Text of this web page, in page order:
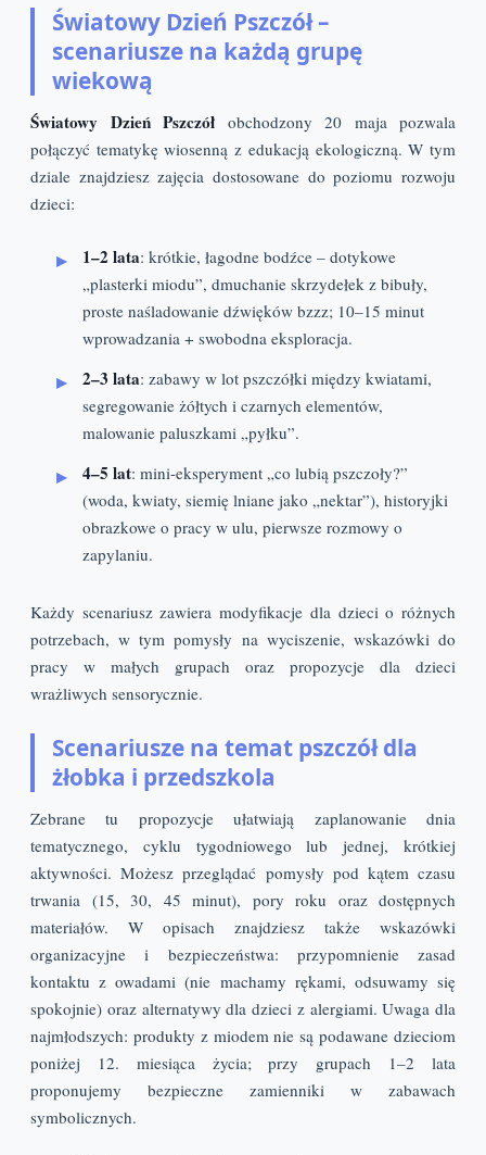
Światowy Dzień Pszczół –
scenariusze na każdą grupę
wiekową
Światowy Dzień Pszczółobchodzony 20 maja pozwala
połączyć tematykę wiosenną z edukacją ekologiczną. W tym
dziale znajdziesz zajęcia dostosowane do poziomu rozwoju
dzieci:
1–2 lata: krótkie, łagodne bodźce – dotykowe
„plasterki miodu”, dmuchanie skrzydełek z bibuły,
proste naśladowanie dźwięków bzzz; 10–15 minut
wprowadzania + swobodna eksploracja.
2–3 lata: zabawy w lot pszczółki między kwiatami,
segregowanie żółtych i czarnych elementów,
malowanie paluszkami „pyłku”.
4–5 lat: mini-eksperyment „co lubią pszczoły?”
(woda, kwiaty, siemię lniane jako „nektar”), historyjki
obrazkowe o pracy w ulu, pierwsze rozmowy o
zapylaniu.
Każdy scenariusz zawiera modyfikacje dla dzieci o różnych
potrzebach, w tym pomysły na wyciszenie, wskazówki do
pracy w małych grupach oraz propozycje dla dzieci
wrażliwych sensorycznie.
Scenariusze na temat pszczół dla
żłobka i przedszkola
Zebrane tu propozycje ułatwiają zaplanowanie dnia
tematycznego, cyklu tygodniowego lub jednej, krótkiej
aktywności. Możesz przeglądać pomysły pod kątem czasu
trwania (15, 30, 45 minut), pory roku oraz dostępnych
materiałów. W opisach znajdziesz także wskazówki
organizacyjne i bezpieczeństwa: przypomnienie zasad
kontaktu z owadami (nie machamy rękami, odsuwamy się
spokojnie) oraz alternatywy dla dzieci z alergiami. Uwaga dla
najmłodszych: produkty z miodem nie są podawane dzieciom
poniżej 12. miesiąca życia; przy grupach 1–2 lata
proponujemy bezpieczne zamienniki w zabawach
symbolicznych.